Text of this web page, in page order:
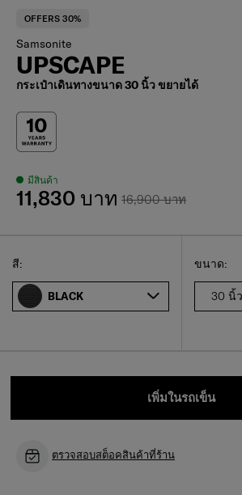
OFFERS 30%
Samsonite
UPSCAPE
กระเป๋าเดินทางขนาด 30 นิ้ว ขยายได้
มีสินค้า
16,900 บาท
11,830 บาท
เลือกขน
Select
ขนาด:
30 นิ้ว
Select
สี:
BLACK
เพิ่มในรถเข็น
ตรวจสอบสต็อคสินค้าที่ร้าน